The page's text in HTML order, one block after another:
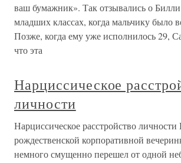
ваш бумажник». Так отзывались о
младших классах, когда мальчику было
Позже, когда ему уже исполнилось 29,
что эта
Нарциссическое
личности
Нарциссическое расстройство
рождественской корпоративной
немного смущенно перешел от одной